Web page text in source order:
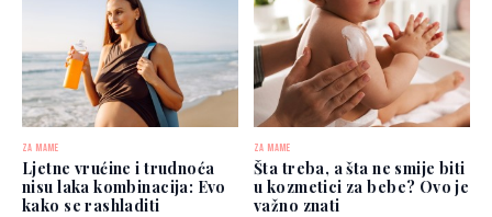
ZA MAME
Ljetne vrućine i trudnoća
nisu laka kombinacija: Evo
kako se rashladiti
ZA MAME
Šta treba, a šta ne smije biti
u kozmetici za bebe? Ovo je
važno znati